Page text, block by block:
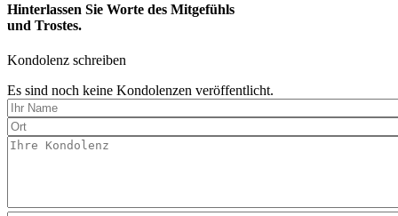
Hinterlassen Sie Worte des Mitgefühls
und Trostes.
Kondolenz schreiben
Es sind noch keine Kondolenzen veröffentlicht.